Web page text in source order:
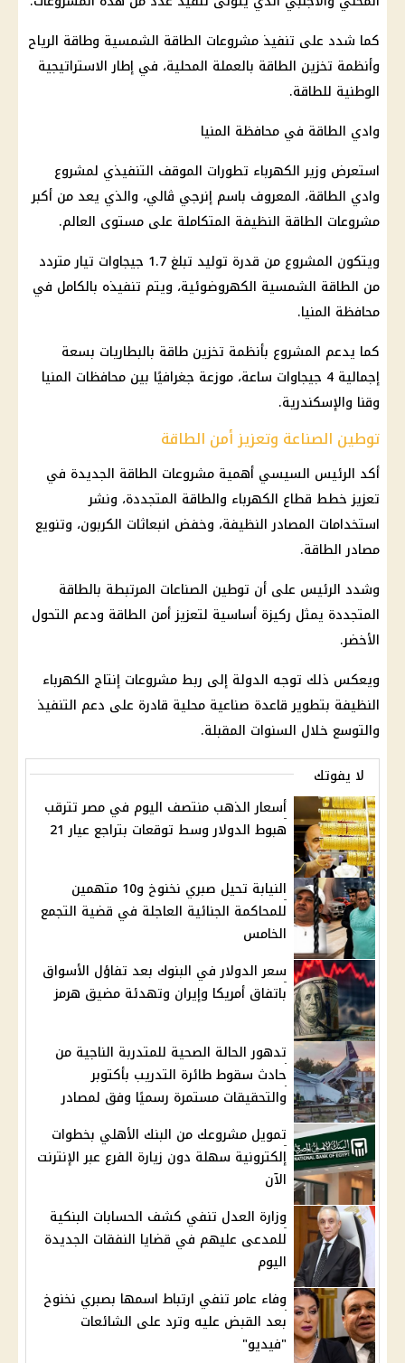
كما شدد على تنفيذ مشروعات الطاقة الشمسية وطاقة الرياح
وأنظمة تخزين الطاقة بالعملة المحلية، في إطار الاستراتيجية
الوطنية للطاقة.
وادي الطاقة في محافظة المنيا
استعرض وزيرالكهرباء تطورات الموقف التنفيذي لمشروع
وادي الطاقة، المعروف باسم إنرجي ڤالي، والذي يعد من أكبر
مشروعات الطاقة النظيفة المتكاملة على مستوى العالم.
ويتكون المشروع من قدرة توليد تبلغ 1.7 جيجاوات تيار متردد
من الطاقة الشمسية الكهروضوئية، ويتم تنفيذه بالكامل في
محافظة المنيا.
كما يدعم المشروع بأنظمة تخزين طاقة بالبطاريات بسعة
إجمالية 4 جيجاوات ساعة، موزعة جغرافيًا بين
محافظات المنيا
وقنا والإسكندرية.
توطين الصناعة وتعزيز أمن الطاقة
أكد الرئيس السيسي أهمية مشروعات الطاقة الجديدة في
تعزيز خطط قطاع الكهرباء والطاقة المتجددة، ونشر
استخدامات المصادر النظيفة، وخفض انبعاثات الكربون، وتنويع
مصادر الطاقة.
وشدد الرئيس على أن توطين الصناعات المرتبطة بالطاقة
المتجددة يمثل ركيزة أساسية لتعزيز أمن الطاقة ودعم التحول
الأخضر.
ويعكس ذلك توجه الدولة إلى ربط مشروعات إنتاج الكهرباء
النظيفة بتطوير قاعدة صناعية محلية قادرة على دعم التنفيذ
والتوسع خلال السنوات المقبلة.
لا يفوتك
أسعار الذهب منتصف اليوم في مصر تترقب
هبوط الدولار وسط توقعات بتراجع عيار 21
النيابة تحيل صبري نخنوخ و10 متهمين
للمحاكمة الجنائية العاجلة في قضية التجمع
الخامس
سعر الدولار في البنوك بعد تفاؤل الأسواق
باتفاق أمريكا وإيران وتهدئة مضيق هرمز
تدهور الحالة الصحية للمتدربة الناجية من
حادث سقوط طائرة التدريب بأكتوبر
والتحقيقات مستمرة رسميًا وفق لمصادر
تمويل مشروعك من البنك الأهلي بخطوات
إلكترونية سهلة دون زيارة الفرع عبر الإنترنت
الآن
وزارة العدل تنفي كشف الحسابات البنكية
للمدعى عليهم في قضايا النفقات الجديدة
اليوم
وفاء عامر تنفي ارتباط اسمها بصبري نخنوخ
بعد القبض عليه وترد على الشائعات
"فيديو"